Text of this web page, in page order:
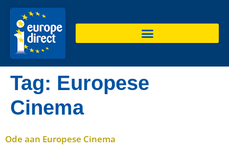
de
inhoud
Tag: Europese
Cinema
Ode aan Europese Cinema